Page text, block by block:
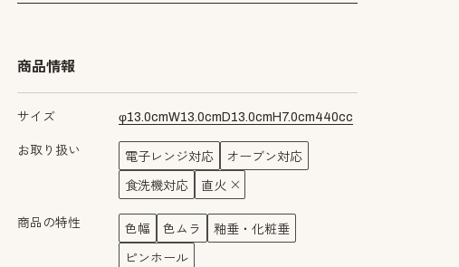
商品情報
サイズ φ13.0cmW13.0cm D13.0cm H 7.0cm440cc
お取り扱い 電子レンジ対応 オーブン対応
食洗機対応 直火
商品の特性 色幅 色ムラ 釉垂・化粧垂
ピンホール